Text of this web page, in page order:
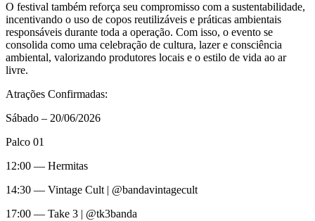
O festival também reforça seu compromisso com a sustentabilidade,
incentivando o uso de copos reutilizáveis e práticas ambientais
responsáveis durante toda a operação. Com isso, o evento se
consolida como uma celebração de cultura, lazer e consciência
ambiental, valorizando produtores locais e o estilo de vida ao ar
livre.
Atrações Confirmadas:
Sábado – 20/06/2026
Palco 01
12:00 — Hermitas
14:30 — Vintage Cult | @bandavintagecult
17:00 — Take 3 | @tk3banda